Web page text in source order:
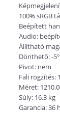
100% sRGB
Beépített
Audio:
Állítható
Dönthető: -
Pivot: nem
Fali rögzítés:
Méret:
Súly: 16.3 kg
Garancia: 36